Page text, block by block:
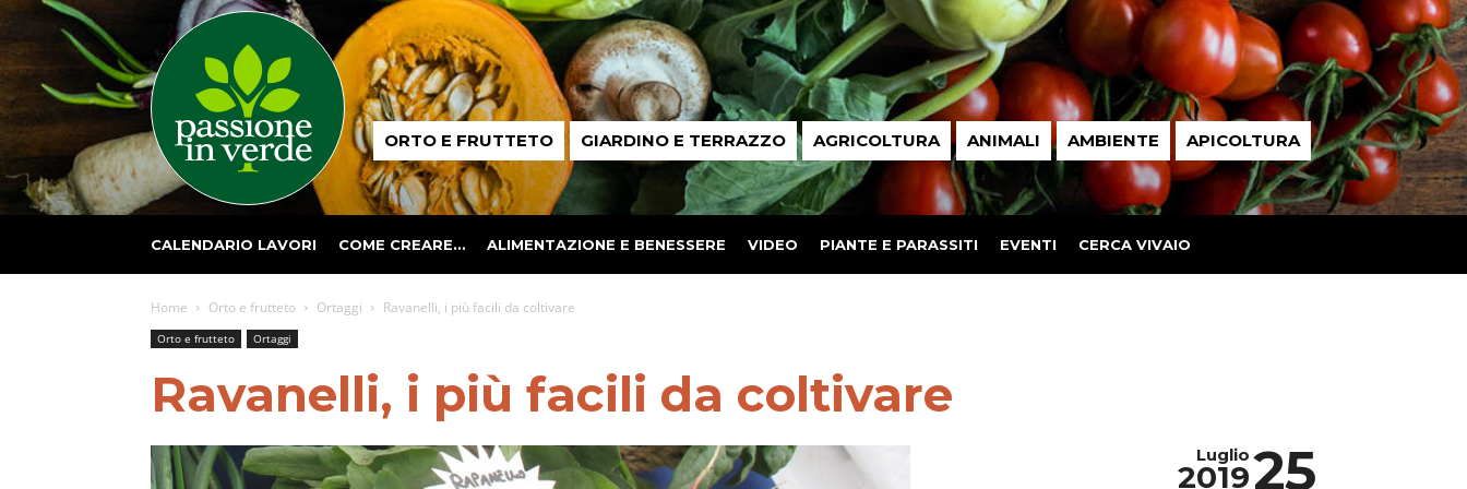
Passione
in ORTO E FRUTTETO GIARDINO E TERRAZZO AGRICOLTURA ANIMALI AMBIENTE APICOLTURA
CALENDARIO LAVORI COME CREARE… ALIMENTAZIONE E BENESSERE VIDEO PIANTE E PARASSITI EVENTI CERCA VIVAIO
Home Orto e frutteto Ortaggi Ravanelli, i più facili da coltivare
Orto e frutteto Ortaggi
Ravanelli, i più facili da coltivare
25
Luglio
2019